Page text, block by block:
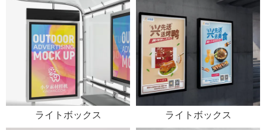
ライトボックス ライトボックス